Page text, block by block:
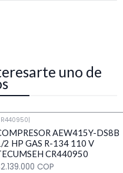
uno de
|
AEW415Y-DS8B
2 HP GAS R-134 110 V
CR440950
COP